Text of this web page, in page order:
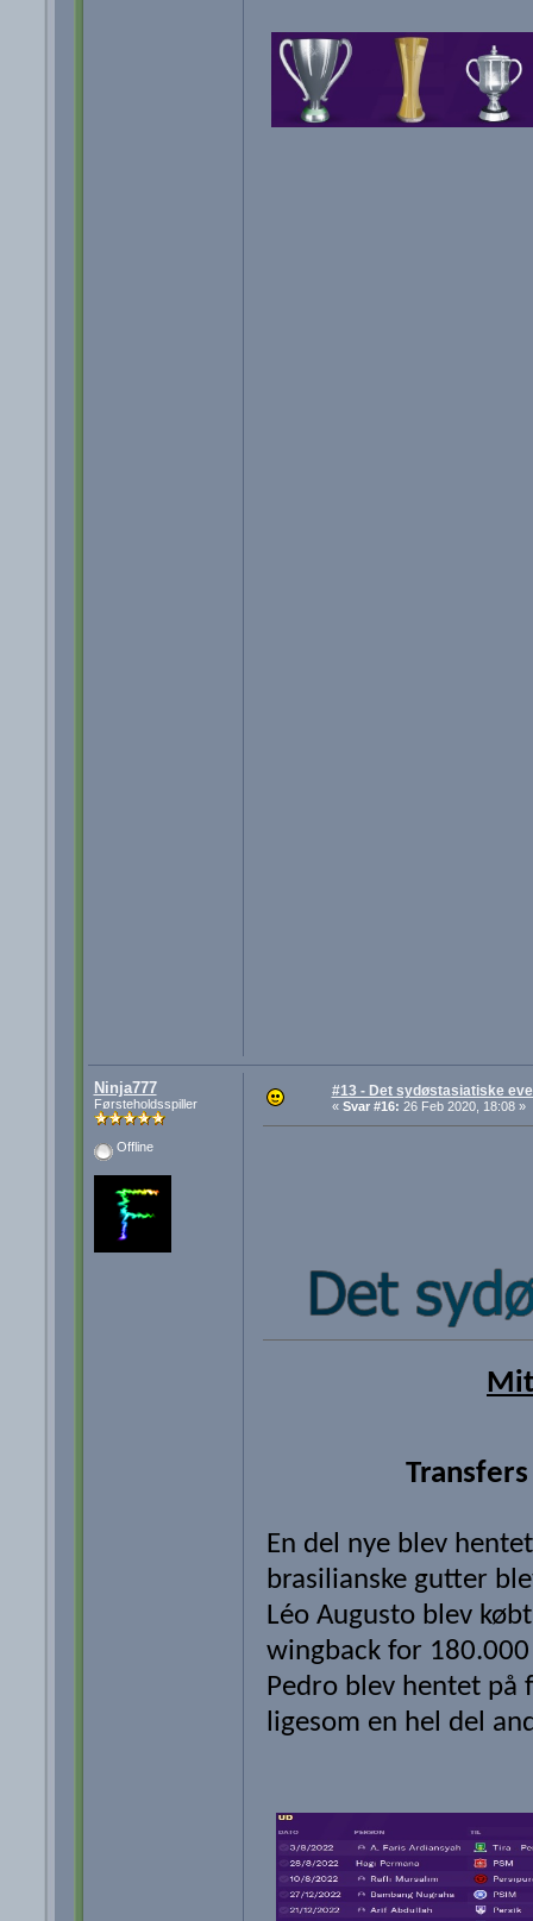
Ninja777
Førsteholdsspiller
Offline
#13 - Det sydøstasiatiske
« Svar #16: 26 Feb 2020, 18:08 »
Transfers
En del nye blev
brasilianske gutter
Léo Augusto blev
wingback for 180.000
Pedro blev hentet på
ligesom en hel del